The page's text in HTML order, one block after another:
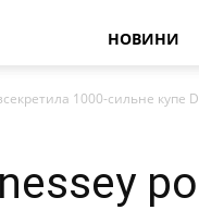
НОВИНИ
1000-сильне купе